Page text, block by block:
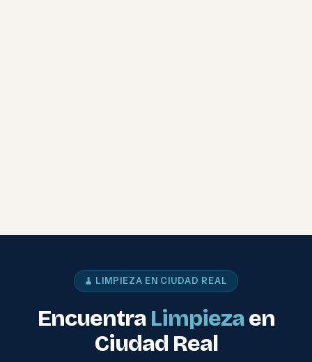
🧹 LIMPIEZA EN CIUDAD REAL
Encuentra Limpiezaen
Ciudad Real